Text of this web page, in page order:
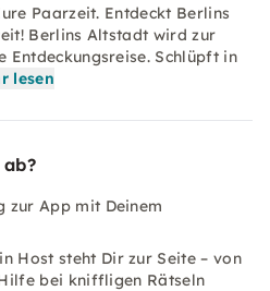
Paarzeit. Entdeckt Berlins
Berlins Altstadt wird zur
Entdeckungsreise. Schlüpft in
lesen
zur App mit Deinem
Host steht Dir zur Seite – von
bei kniffligen Rätseln